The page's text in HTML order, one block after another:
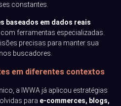
constantes.
baseados em dados reais
ferramentas especializadas.
precisas para manter sua
buscadores.
em diferentes contextos
a IWWA já aplicou estratégias
para e-commerces, blogs,